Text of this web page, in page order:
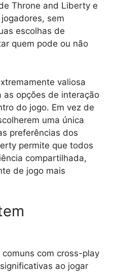
Throne and Liberty e
sem
escolhas de
quem pode ou não
valiosa
as opções de interação
do jogo. Em vez de
uma única
preferências dos
permite que todos
compartilhada,
de jogo mais
com cross-play
ao jogar